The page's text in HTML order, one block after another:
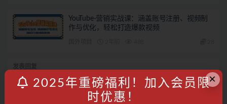
YouTube-营销实战课：涵盖账号注册、视频制
作与优化，轻松打造爆款视频
登录... 后才能评论
×
2025年重磅福利！加入会员限
时优惠！